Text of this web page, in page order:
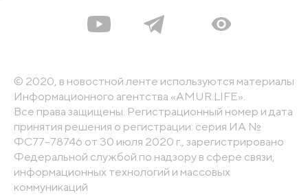
© 2020, в новостной ленте используются материалы
Информационного агентства «AMUR.LIFE».
Все права защищены. Регистрационный номер и дата
принятия решения о регистрации: серия ИА №
ФС77-78746 от 30 июля 2020 г., зарегистрировано
Федеральной службой по надзору в сфере связи,
информационных технологий и массовых
коммуникаций